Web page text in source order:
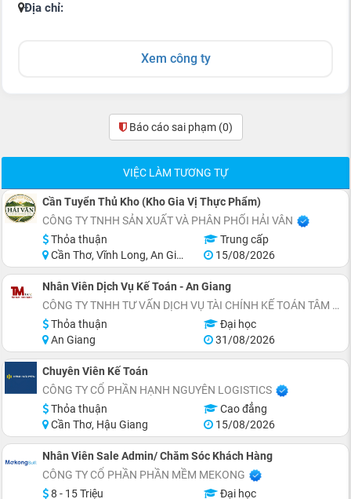
Địa chỉ:
Xem công ty
Báo cáo sai phạm (0)
VIỆC LÀM TƯƠNG TỰ
Cần Tuyển Thủ Kho (Kho Gia Vị Thực Phẩm)
CÔNG TY TNHH SẢN XUẤT VÀ PHÂN PHỐI HẢI VÂN
Thỏa thuận
Trung cấp
Cần Thơ, Vĩnh Long, An Giang, Kiên Giang, Đồng Tháp, Hậu Giang
15/08/2026
Nhân Viên Dịch Vụ Kế Toán - An Giang
CÔNG TY TNHH TƯ VẤN DỊCH VỤ TÀI CHÍNH KẾ TOÁN TÂM MINH
Thỏa thuận
Đại học
An Giang
31/08/2026
Chuyên Viên Kế Toán
CÔNG TY CỔ PHẦN HẠNH NGUYÊN LOGISTICS
Thỏa thuận
Cao đẳng
Cần Thơ, Hậu Giang
15/08/2026
Nhân Viên Sale Admin/ Chăm Sóc Khách Hàng
CÔNG TY CỔ PHẦN PHẦN MỀM MEKONG
8 - 15 Triệu
Đại học